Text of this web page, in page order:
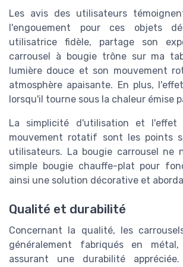
Les avis des utilisateurs
l'engouement pour ces objets
utilisatrice fidèle, partage son
carrousel à bougie trône sur ma
lumière douce et son mouvement
atmosphère apaisante. En plus,
lorsqu'il tourne sous la chaleur émise
La simplicité d'utilisation et l'effet
mouvement rotatif sont les points
utilisateurs. La bougie carrousel ne
simple bougie chauffe-plat pour
ainsi une solution décorative et
Qualité et durabilité
Concernant la qualité, les
généralement fabriqués en
assurant une durabilité